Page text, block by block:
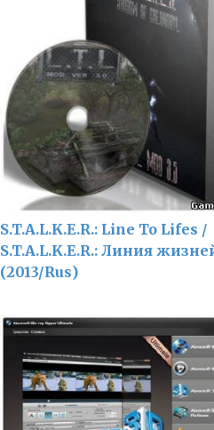
S.T.A.L.K.E.R.: Line To Lifes /
S.T.A.L.K.E.R.: Линия
(2013/Rus)